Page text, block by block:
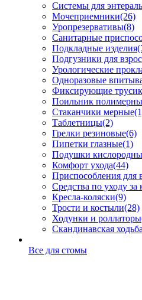
Системы для
Мочеприемники(26)
Уропрезервативы(8)
Санитарные
Подкладные изделия
Подгузники для
Урологические
Одноразовые
Фиксирующие
Поильник
Стаканчики мерные
Таблетницы(2)
Грелки резиновые(6)
Пипетки глазные(1)
Подушки
Комфорт ухода(44)
Приспособления для
Средства по уходу за
Кресла-коляски(9)
Трости и костыли(28)
Ходунки и роллаторы
Скандинавская ходьба
Все для стомы